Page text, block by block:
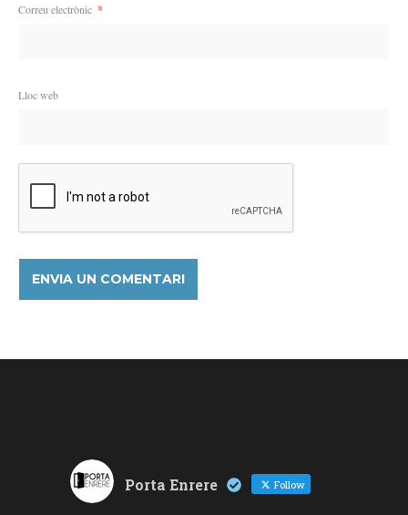
Correu electrònic *
Lloc web
Porta Enrere Follow